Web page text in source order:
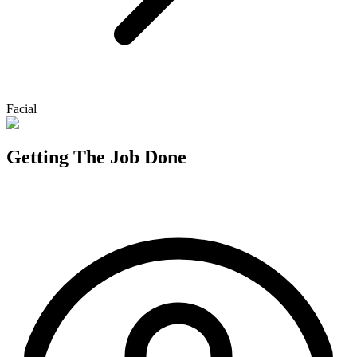
Facial
Getting The Job Done